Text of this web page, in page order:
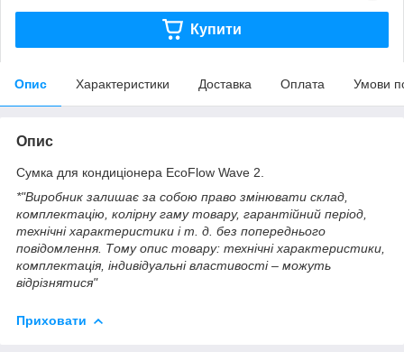
Купити
Опис Характеристики Доставка Оплата Умови
Опис
Сумка для кондиціонера EcoFlow Wave 2.
*"Виробник залишає за собою право змінювати склад,
комплектацію, колірну гаму товару, гарантійний період,
технічні характеристики і т. д. без попереднього
повідомлення. Тому опис товару: технічні характеристики,
комплектація, індивідуальні властивості – можуть
відрізнятися"
Приховати